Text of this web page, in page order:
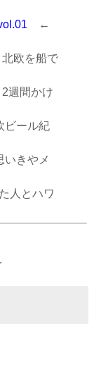
←
欧を船で
間かけ
ール紀
きやメ
人とハワ